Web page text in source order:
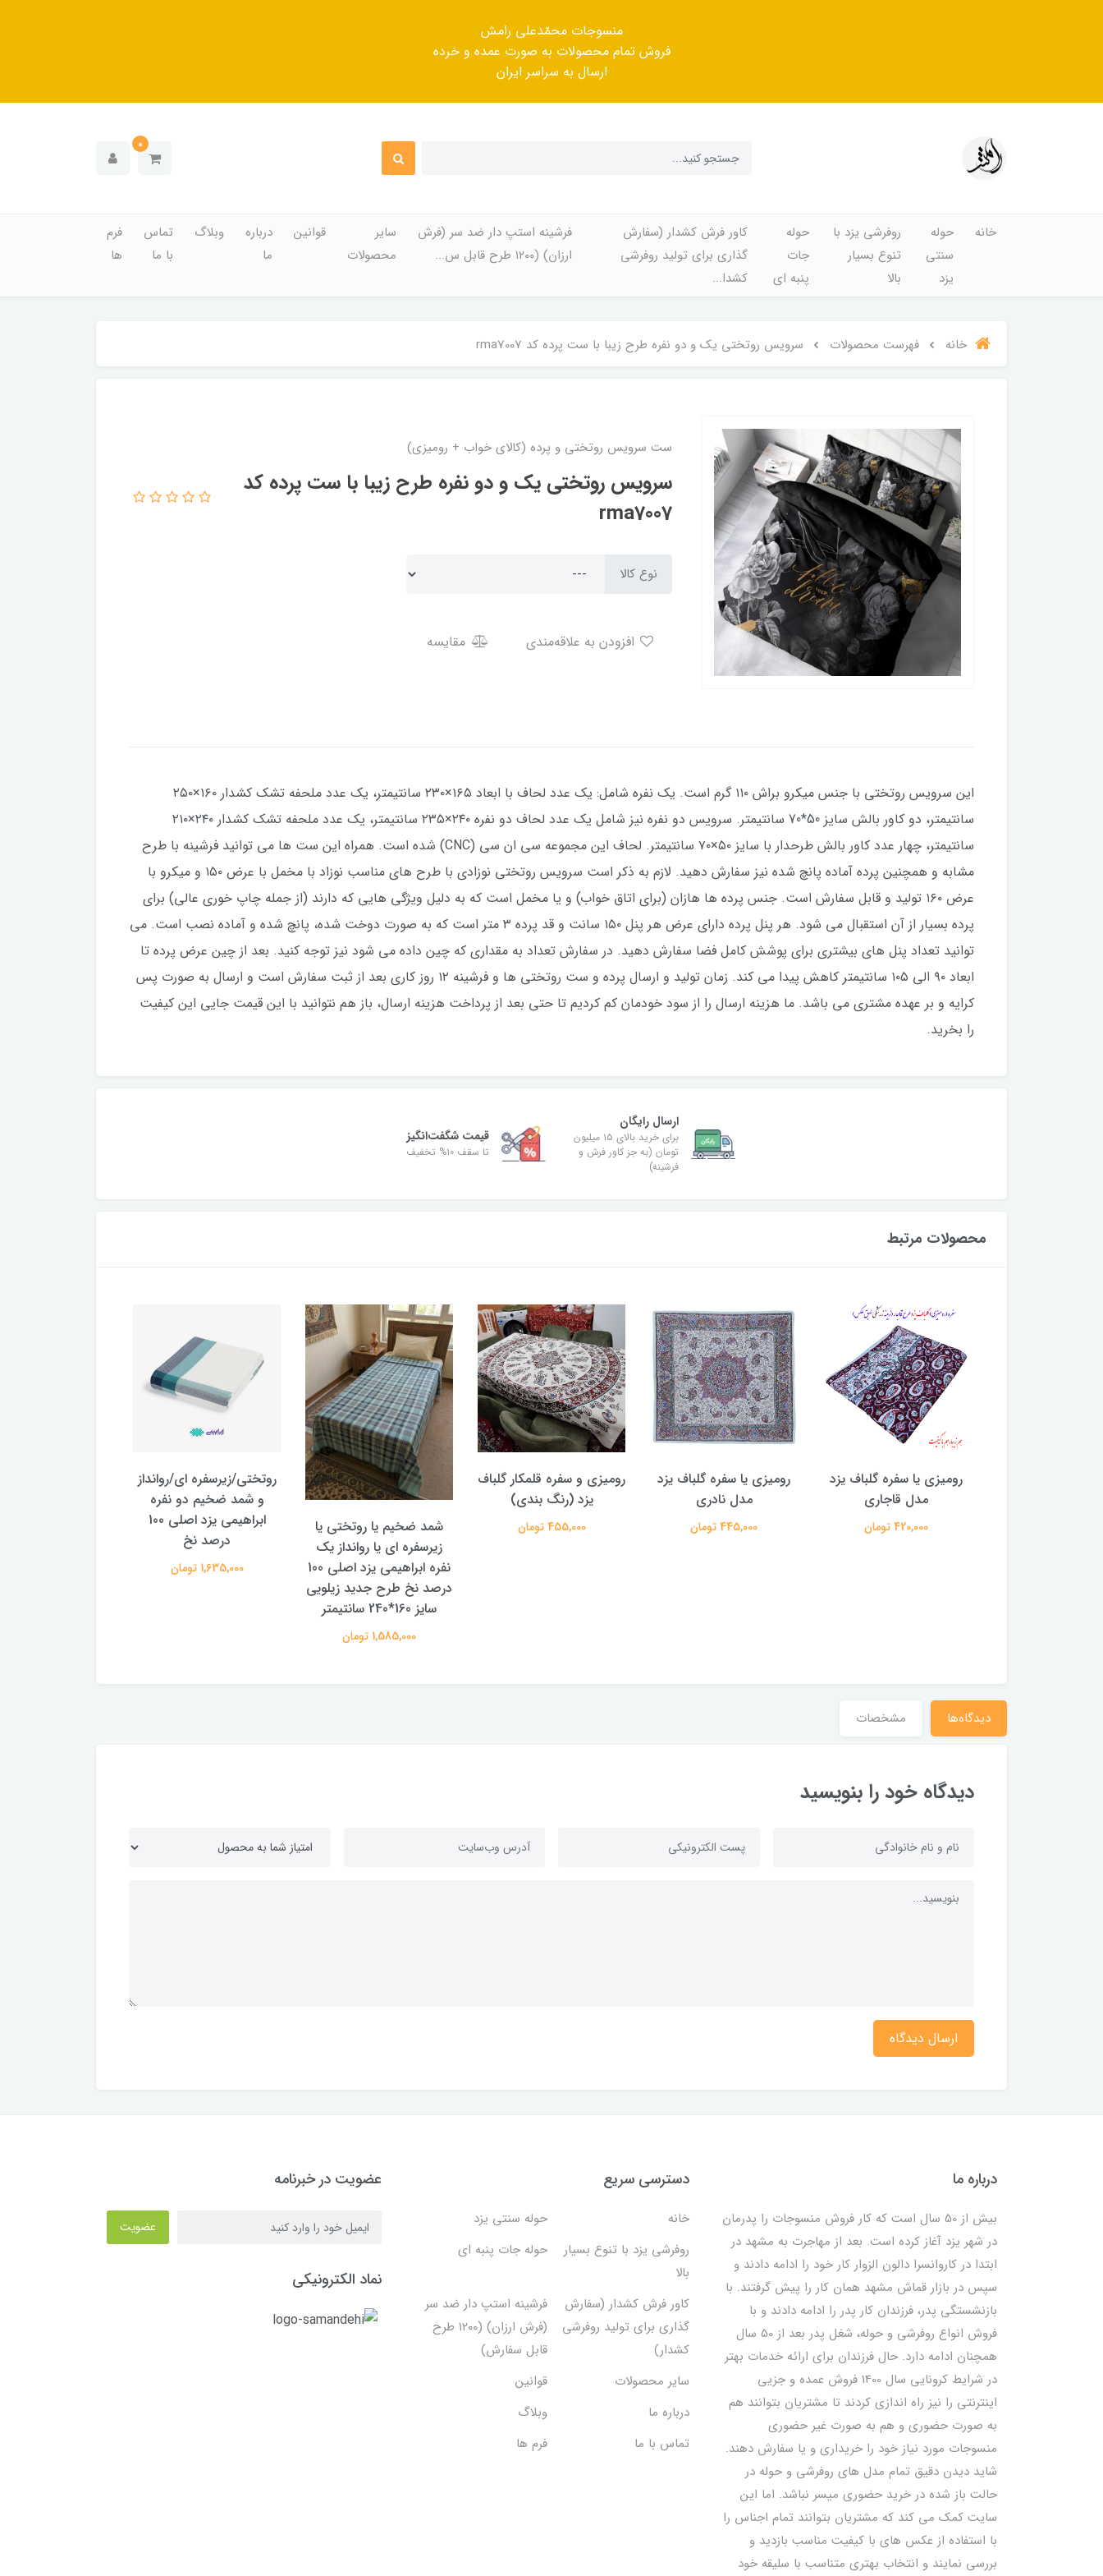
منسوجات محمّدعلی رامش
فروش تمام محصولات به صورت عمده و خرده
ارسال به سراسر ایران
0
خانه
حوله
سنتی
یزد
روفرشی یزد با
تنوع بسیار
بالا
حوله
جات
پنبه ای
کاور فرش کشدار (سفارش
گذاری برای تولید روفرشی
کشدا...
فرشینه استپ دار ضد سر (فرش
ارزان) (۱۲۰۰ طرح قابل س...
سایر
محصولات
قوانین
درباره
ما
وبلاگ
تماس
با ما
فرم
ها
خانه فهرست محصولات سرویس روتختی یک و دو نفره طرح زیبا با ست پرده کد rma7007
ست سرویس روتختی و پرده (کالای خواب + رومیزی)
سرویس روتختی یک و دو نفره طرح زیبا با ست پرده کد
rma7007
نوع کالا
مقایسه
این سرویس روتختی با جنس میکرو براش ۱۱۰ گرم است. یک نفره شامل: یک عدد لحاف با ابعاد ۱۶۵×۲۳۰ سانتیمتر، یک عدد ملحفه تشک کشدار ۱۶۰×۲۵۰
سانتیمتر، دو کاور بالش سایز 50*70 سانتیمتر. سرویس دو نفره نیز شامل یک عدد لحاف دو نفره ۲۴۰×۲۳۵ سانتیمتر، یک عدد ملحفه تشک کشدار ۲۴۰×۲۱۰
سانتیمتر، چهار عدد کاور بالش طرحدار با سایز ۵۰×۷۰ سانتیمتر. لحاف این مجموعه سی ان سی (CNC) شده است. همراه این ست ها می توانید فرشینه با طرح
مشابه و همچنین پرده آماده پانچ شده نیز سفارش دهید. لازم به ذکر است سرویس روتختی نوزادی با طرح های مناسب نوزاد با مخمل با عرض ۱۵۰ و میکرو با
عرض ۱۶۰ تولید و قابل سفارش است. جنس پرده ها هازان (برای اتاق خواب) و یا مخمل است که به دلیل ویژگی هایی که دارند (از جمله چاپ خوری عالی) برای
پرده بسیار از آن استقبال می شود. هر پنل پرده دارای عرض هر پنل ۱۵۰ سانت و قد پرده ۳ متر است که به صورت دوخت شده، پانچ شده و آماده نصب است. می
توانید تعداد پنل های بیشتری برای پوشش کامل فضا سفارش دهید. در سفارش تعداد به مقداری که چین داده می شود نیز توجه کنید. بعد از چین عرض پرده تا
ابعاد ۹۰ الی ۱۰۵ سانتیمتر کاهش پیدا می کند. زمان تولید و ارسال پرده و ست روتختی ها و فرشینه ۱۲ روز کاری بعد از ثبت سفارش است و ارسال به صورت پس
کرایه و بر عهده مشتری می باشد. ما هزینه ارسال را از سود خودمان کم کردیم تا حتی بعد از پرداخت هزینه ارسال، باز هم نتوانید با این قیمت جایی این کیفیت
را بخرید.
ارسال رایگان
برای خرید بالای ۱۵ میلیون
تومان (به جز کاور فرش و
فرشینه)
قیمت شگفت‌انگیز
تا سقف ۱۰% تخفیف
محصولات مرتبط
رومیزی یا سفره گلباف یزد
مدل قاجاری
420,000 تومان
رومیزی یا سفره گلباف یزد
مدل نادری
445,000 تومان
رومیزی و سفره قلمکار گلباف
یزد (رنگ بندی)
455,000 تومان
شمد ضخیم یا روتختی یا
زیرسفره ای یا روانداز یک
نفره ابراهیمی یزد اصلی 100
درصد نخ طرح جدید زیلویی
سایز 160*240 سانتیمتر
1,585,000 تومان
روتختی/زیرسفره ای/روانداز
و شمد ضخیم دو نفره
ابراهیمی یزد اصلی 100
درصد نخ
1,635,000 تومان
دیدگاه‌ها مشخصات
دیدگاه خود را بنویسید
ارسال دیدگاه
درباره ما
بیش از 50 سال است که کار فروش منسوجات را پدرمان
در شهر یزد آغاز کرده است. بعد از مهاجرت به مشهد در
ابتدا در کاروانسرا دالون الزوار کار خود را ادامه دادند و
سپس در بازار قماش مشهد همان کار را پیش گرفتند. با
بازنشستگی پدر، فرزندان کار پدر را ادامه دادند و با
فروش انواع روفرشی و حوله، شغل پدر بعد از 50 سال
همچنان ادامه دارد. حال فرزندان برای ارائه خدمات بهتر
در شرایط کرونایی سال 1400 فروش عمده و جزیی
اینترنتی را نیز راه اندازی کردند تا مشتریان بتوانند هم
به صورت حضوری و هم به صورت غیر حضوری
منسوجات مورد نیاز خود را خریداری و یا سفارش دهند.
شاید دیدن دقیق تمام مدل های روفرشی و حوله در
حالت باز شده در خرید حضوری میسر نباشد. اما این
سایت کمک می کند که مشتریان بتوانند تمام اجناس را
با استفاده از عکس های با کیفیت مناسب بازدید و
بررسی نمایند و انتخاب بهتری متناسب با سلیقه خود
دسترسی سریع
خانه
حوله سنتی یزد
روفرشی یزد با تنوع بسیار
بالا
حوله جات پنبه ای
کاور فرش کشدار (سفارش
گذاری برای تولید روفرشی
کشدار)
فرشینه استپ دار ضد سر
(فرش ارزان) (۱۲۰۰ طرح
قابل سفارش)
سایر محصولات
قوانین
درباره ما
وبلاگ
تماس با ما
فرم ها
عضویت در خبرنامه
عضویت
نماد الکترونیکی